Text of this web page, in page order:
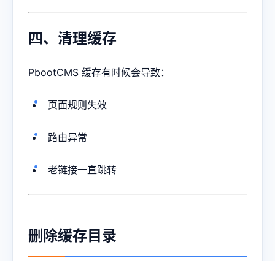
四、清理缓存
PbootCMS 缓存有时候会导致：
页面规则失效
路由异常
老链接一直跳转
删除缓存目录